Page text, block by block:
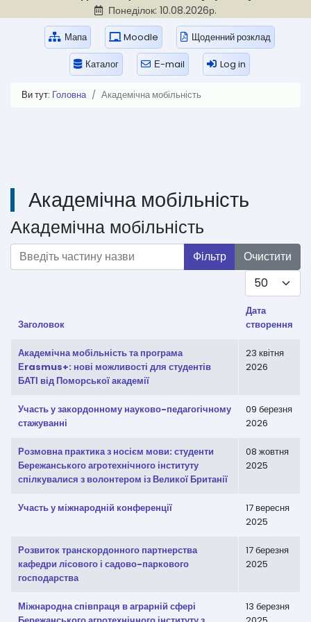
Понеділок: 10.08.2026р.
Мапа Moodle Щоденний розклад
Каталог Е-mail Log in
Ви тут: Головна Академічна мобільність
Академічна мобільність
Академічна мобільність
Введіть частину назви Фільтр Очистити
Показувати
Заголовок
Дата
створення
Академічна мобільність та програма
Еrasmus+: нові можливості для студентів
БАТІ від Поморської академії
23 квітня
2026
Участь у закордонному науково-педагогічному
стажуванні
09 березня
2026
Розмовна практика з носієм мови: студенти
Бережанського агротехнічного інституту
спілкувалися з волонтером із Великої Британії
08 жовтня
2025
Участь у міжнародній конференції
17 вересня
2025
Розвиток транскордонного партнерства
кафедри лісового і садово-паркового
господарства
17 березня
2025
Міжнародна співпраця в аграрній сфері
13 березня